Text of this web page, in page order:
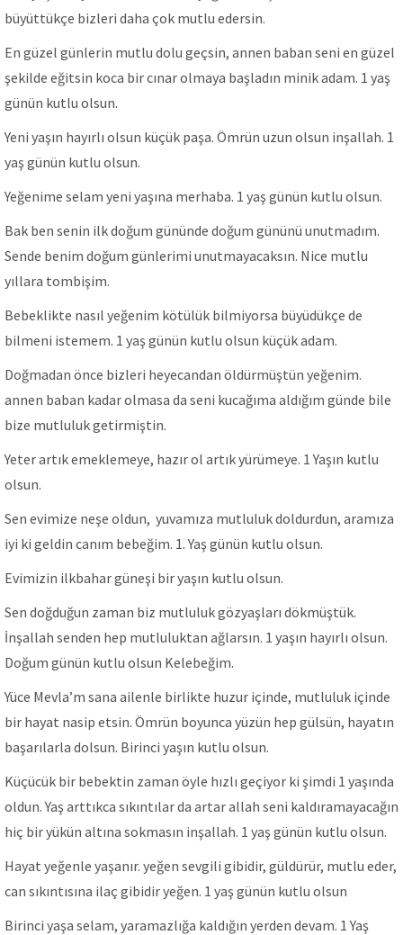
büyüttükçe bizleri daha çok mutlu edersin.
En güzel günlerin mutlu dolu geçsin, annen baban seni en güzel
şekilde eğitsin koca bir cınar olmaya başladın minik adam. 1 yaş
günün kutlu olsun.
Yeni yaşın hayırlı olsun küçük paşa. Ömrün uzun olsun inşallah. 1
yaş günün kutlu olsun.
Yeğenime selam yeni yaşına merhaba. 1 yaş günün kutlu olsun.
Bak ben senin ilk doğum gününde doğum gününü unutmadım.
Sende benim doğum günlerimi unutmayacaksın. Nice mutlu
yıllara tombişim.
Bebeklikte nasıl yeğenim kötülük bilmiyorsa büyüdükçe de
bilmeni istemem. 1 yaş günün kutlu olsun küçük adam.
Doğmadan önce bizleri heyecandan öldürmüştün yeğenim.
annen baban kadar olmasa da seni kucağıma aldığım günde bile
bize mutluluk getirmiştin.
Yeter artık emeklemeye, hazır ol artık yürümeye. 1 Yaşın kutlu
olsun.
Sen evimize neşe oldun, yuvamıza mutluluk doldurdun, aramıza
iyi ki geldin canım bebeğim. 1. Yaş günün kutlu olsun.
Evimizin ilkbahar güneşi bir yaşın kutlu olsun.
Sen doğduğun zaman biz mutluluk gözyaşları dökmüştük.
İnşallah senden hep mutluluktan ağlarsın. 1 yaşın hayırlı olsun.
Doğum günün kutlu olsun Kelebeğim.
Yüce Mevla’m sana ailenle birlikte huzur içinde, mutluluk içinde
bir hayat nasip etsin. Ömrün boyunca yüzün hep gülsün, hayatın
başarılarla dolsun. Birinci yaşın kutlu olsun.
Küçücük bir bebektin zaman öyle hızlı geçiyor ki şimdi 1 yaşında
oldun. Yaş arttıkca sıkıntılar da artar allah seni kaldıramayacağın
hiç bir yükün altına sokmasın inşallah. 1 yaş günün kutlu olsun.
Hayat yeğenle yaşanır. yeğen sevgili gibidir, güldürür, mutlu eder,
can sıkıntısına ilaç gibidir yeğen. 1 yaş günün kutlu olsun
Birinci yaşa selam, yaramazlığa kaldığın yerden devam. 1 Yaş